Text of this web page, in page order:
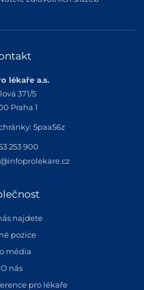
lékaře a.s.
371/5
Praha 1
5paa56z
253 900
najdete
pozice
média
O nás
pro lékaře